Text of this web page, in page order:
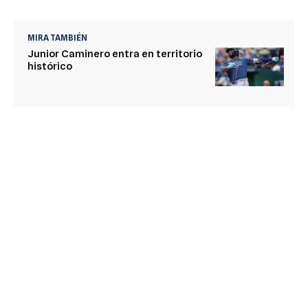
MIRA TAMBIÉN
Junior Caminero entra en territorio
histórico